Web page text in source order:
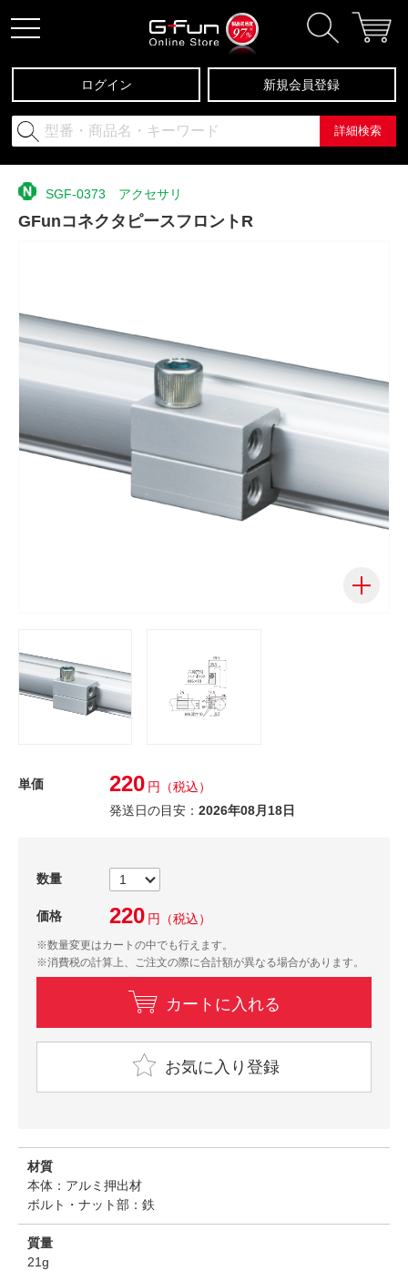
ログイン 新規会員登録
詳細検索
SGF-0373 アクセサリ
GFunコネクタピースフロントR
単価 220 円
（税込）
発送日の目安： 2026年08月18日
数量
価格 220 円 （税込）
※数量変更はカートの中でも行えます。
※消費税の計算上、ご注文の際に合計額が異なる場合があります。
カートに入れる
お気に入り登録
材質
本体：アルミ押出材
ボルト・ナット部：鉄
質量
21g